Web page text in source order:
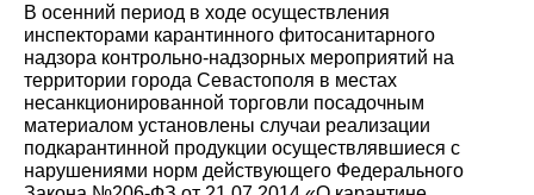
В осенний период в ходе осуществления
инспекторами карантинного фитосанитарного
надзора контрольно-надзорных мероприятий на
территории города Севастополя в местах
несанкционированной торговли посадочным
материалом установлены случаи реализации
подкарантинной продукции осуществлявшиеся с
нарушениями норм действующего Федерального